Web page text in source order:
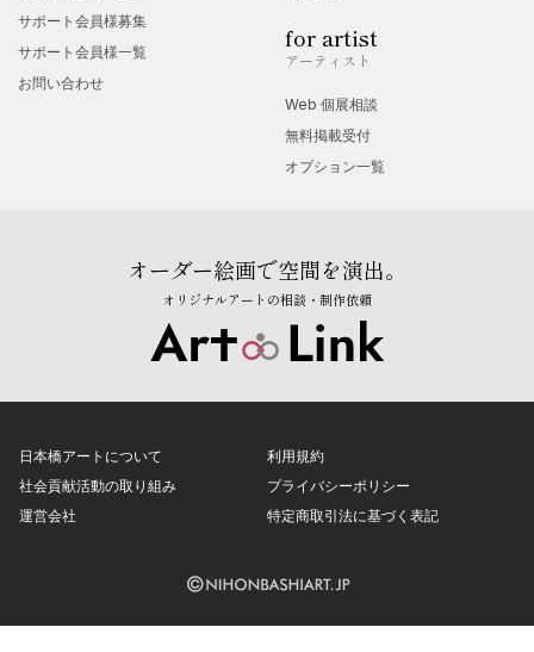
サポート会員様募集
サポート会員様一覧
お問い合わせ
for artist
アーティスト
Web 個展相談
無料掲載受付
オプション一覧
オーダー絵画で空間を演出。
オリジナルアートの相談・制作依頼
日本橋アートについて
社会貢献活動の取り組み
運営会社
利用規約
プライバシーポリシー
特定商取引法に基づく表記